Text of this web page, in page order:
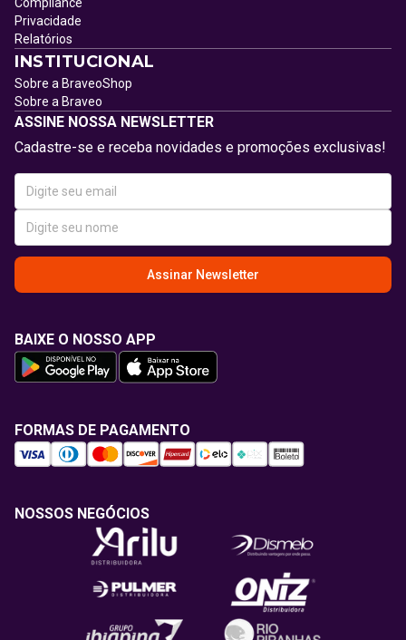
Privacidade
Relatórios
INSTITUCIONAL
Sobre a BraveoShop
Sobre a Braveo
ASSINE NOSSA NEWSLETTER
Cadastre-se e receba novidades e promoções exclusivas!
Assinar Newsletter
BAIXE O NOSSO APP
FORMAS DE PAGAMENTO
NOSSOS NEGÓCIOS